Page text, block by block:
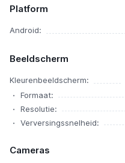
Platform
Android:
Beeldscherm
Kleurenbeeldscherm:
Formaat:
Resolutie:
Verversingssnelheid:
Cameras